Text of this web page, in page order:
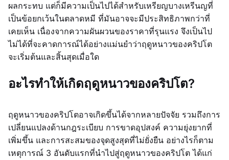
ผลกระทบ แต่ก็มีความเป็นไปได้สำหรับเหรียญบางเหรีนญที่
เป็นข้อยกเว้นในตลาดหมี ที่มันอาจจะมีประสิทธิภาพกว่าที่
เคยเห็น เนื่องจากความผันผวนของราคาที่รุนแรง จึงเป็นไป
ไม่ได้ที่จะคาดการณ์ได้อย่างแม่นยำว่าฤดูหนาวของคริปโต
จะเริ่มต้นและสิ้นสุดเมื่อใด
อะไรทำให้เกิดฤดูหนาวของคริปโต?
ฤดูหนาวของคริปโตอาจเกิดขึ้นได้จากหลายปัจจัย รวมถึงการ
เปลี่ยนแปลงด้านกฎระเบียบ การขาดอุปสงค์ ความยุ่งยากที่
เพิ่มขึ้น และการสะสมของจุดสูงสุดที่ไม่ยั่งยืน อย่างไรก็ตาม
เหตุการณ์ 3 อันดับแรกที่นำไปสู่ฤดูหนาวของคริปโต ได้แก่